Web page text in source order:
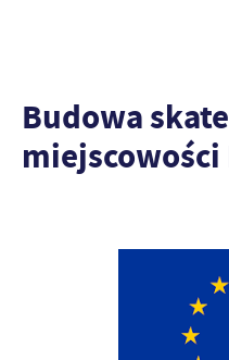
Budowa